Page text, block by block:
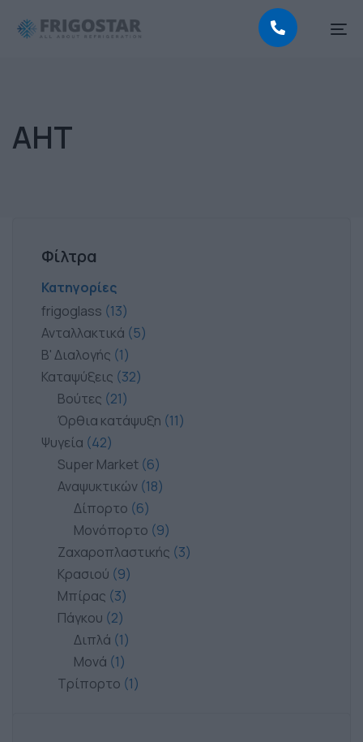
AHT
Φίλτρα
Κατηγορίες
frigoglass 13
Ανταλλακτικά 5
Β' Διαλογής 1
Καταψύξεις 32
Βούτες 21
Όρθια κατάψυξη 11
Ψυγεία 42
Super Market 6
Αναψυκτικών 18
Δίπορτο 6
Μονόπορτο 9
Ζαχαροπλαστικής 3
Κρασιού 9
Μπίρας 3
Πάγκου 2
Διπλά 1
Μονά 1
Τρίπορτο 1